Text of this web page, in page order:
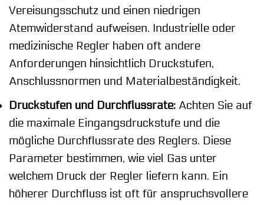
Vereisungsschutz und einen niedrigen
Atemwiderstand aufweisen. Industrielle oder
medizinische Regler haben oft andere
Anforderungen hinsichtlich Druckstufen,
Anschlussnormen und Materialbeständigkeit.
Druckstufen und Durchflussrate: Achten Sie auf
die maximale Eingangsdruckstufe und die
mögliche Durchflussrate des Reglers. Diese
Parameter bestimmen, wie viel Gas unter
welchem Druck der Regler liefern kann. Ein
höherer Durchfluss ist oft für anspruchsvollere